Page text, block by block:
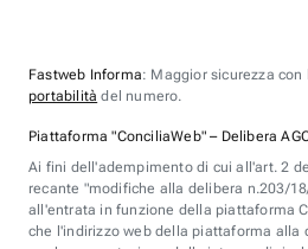
Fastweb Informa: Maggior sicurezza
portabilità del numero.
Piattaforma "ConciliaWeb" – Delibera
Ai fini dell'adempimento di cui all'art. 2
recante "modifiche alla delibera n.203/
all'entrata in funzione della piattaforma
che l'indirizzo web della piattaforma alla